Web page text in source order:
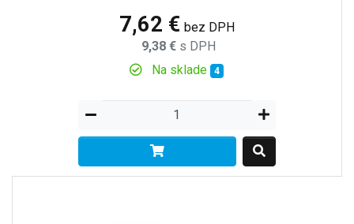
7,62 € bez DPH
9,38 € s DPH
Na sklade 4